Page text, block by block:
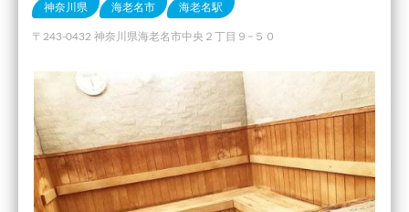
神奈川県 海老名市 海老名駅
〒243-0432 神奈川県海老名市中央２丁目９−５０